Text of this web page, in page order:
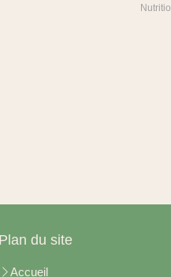
Plan du site
Accueil